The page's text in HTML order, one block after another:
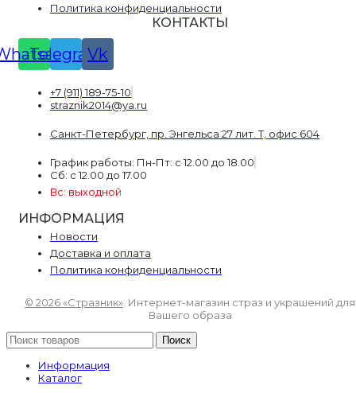
Политика конфиденциальности
КОНТАКТЫ
Telegram
Vk
+7 (911) 189-75-10
straznik2014@ya.ru
Санкт-Петербург, пр. Энгельса 27 лит. Т, офис 604
График работы: Пн-Пт: с 12.00 до 18.00
Сб: с 12.00 до 17.00
Вс: выходной
ИНФОРМАЦИЯ
Новости
Доставка и оплата
Политика конфиденциальности
© 2026 «Стразник» . Интернет-магазин страз и украшений для
Вашего образа
Поиск
Информация
Каталог